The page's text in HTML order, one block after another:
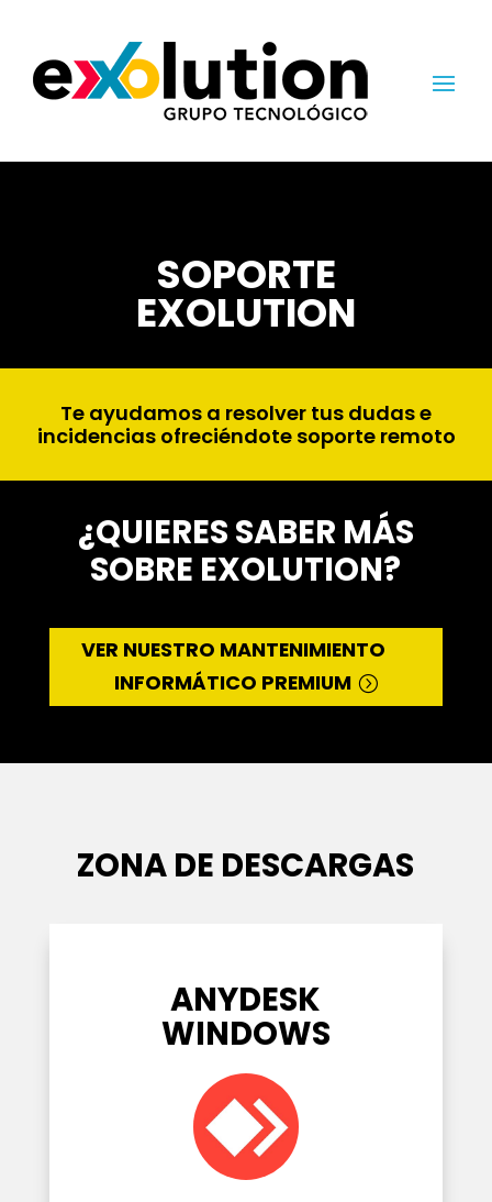
SOPORTE
EXOLUTION
Te ayudamos a resolver tus dudas e
incidencias ofreciéndote soporte remoto
¿QUIERES SABER MÁS
SOBRE EXOLUTION?
VER NUESTRO MANTENIMIENTO
INFORMÁTICO PREMIUM
ZONA DE DESCARGAS
ANYDESK
WINDOWS